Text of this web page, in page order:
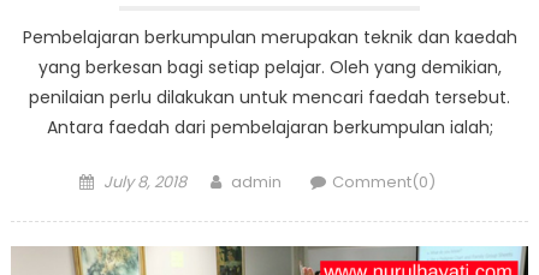
Pembelajaran berkumpulan merupakan teknik dan kaedah
yang berkesan bagi setiap pelajar. Oleh yang demikian,
penilaian perlu dilakukan untuk mencari faedah tersebut.
Antara faedah dari pembelajaran berkumpulan ialah;
Posted
July 8, 2018 Author
admin Comment(0)